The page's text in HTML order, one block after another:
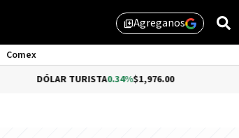
library_addAgreganos
Comex
DÓLAR TURISTA0.34%$1,976.00